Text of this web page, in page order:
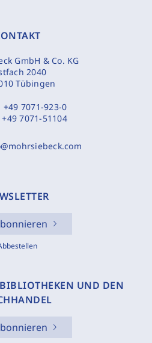
GmbH & Co. KG
2040
Tübingen
+49 7071-923-0
+49 7071-51104
UND DEN